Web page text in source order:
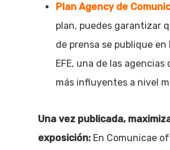
Plan Agency de
plan, puedes garantizar
de prensa se publique en
EFE, una de las agencias
más influyentes a nivel
Una vez publicada,
exposición: En Comunicae